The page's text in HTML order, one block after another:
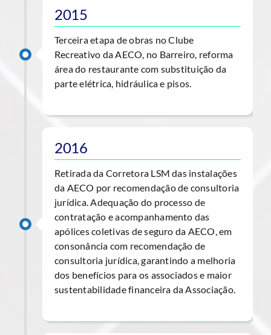
2015
Terceira etapa de obras no Clube
Recreativo da AECO, no Barreiro, reforma
área do restaurante com substituição da
parte elétrica, hidráulica e pisos.
2016
Retirada da Corretora LSM das instalações
da AECO por recomendação de consultoria
jurídica. Adequação do processo de
contratação e acompanhamento das
apólices coletivas de seguro da AECO, em
consonância com recomendação de
consultoria jurídica, garantindo a melhoria
dos benefícios para os associados e maior
sustentabilidade financeira da Associação.